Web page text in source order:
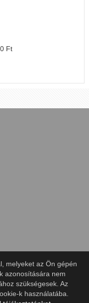
melyeket az Ön gépén
azonosítására nem
szükségesek. Az
k használatába.
Ft